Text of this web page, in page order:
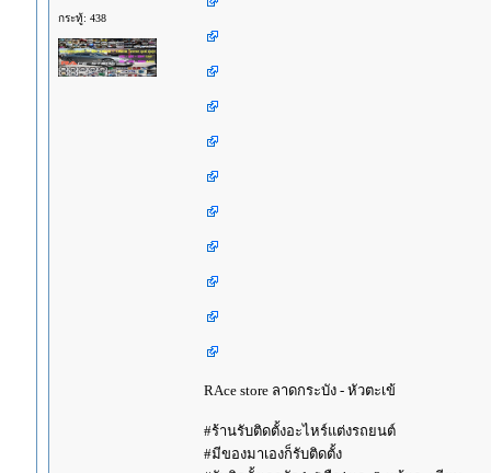
กระทู้: 438
RAce store ลาดกระบัง - หัวตะเข้
#ร้านรับติดตั้งอะไหร์แต่งรถยนต์
#มีของมาเองก็รับติดตั้ง